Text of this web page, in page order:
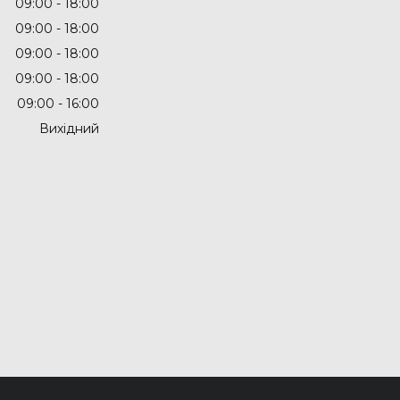
09:00
18:00
09:00
18:00
09:00
18:00
09:00
18:00
09:00
16:00
Вихідний